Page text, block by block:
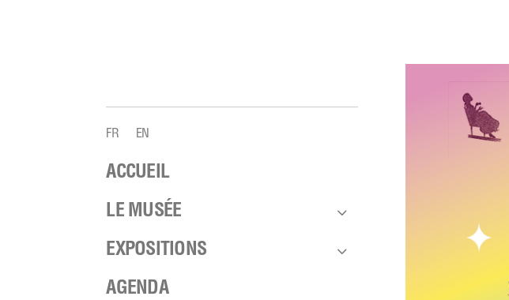
FR EN
ACCUEIL
LE MUSÉE 3
EXPOSITIONS 3
AGENDA